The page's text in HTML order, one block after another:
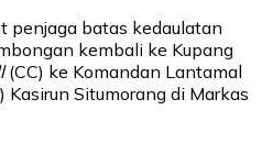
penjaga batas kedaulatan
kembali ke Kupang
(CC) ke Komandan Lantamal
Kasirun Situmorang di Markas